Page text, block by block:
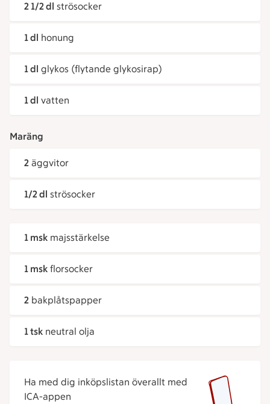
2 1/2 dl strösocker
1 dl honung
1 dl glykos (flytande glykosirap)
1 dl vatten
Maräng
2 äggvitor
1/2 dl strösocker
1 msk majsstärkelse
1 msk florsocker
2 bakplåtspapper
1 tsk neutral olja
Ha med dig inköpslistan överallt med
ICA-appen